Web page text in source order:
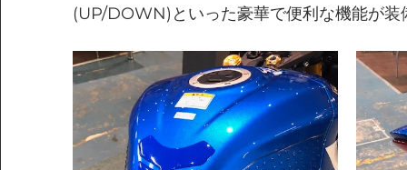
(UP/DOWN)といった豪華で便利な機能が装